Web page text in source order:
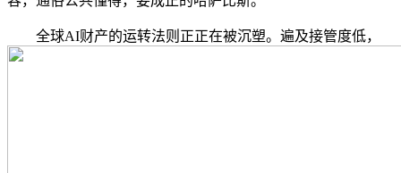
全球AI财产的运转法则正正在被沉塑。遍及接管度低，